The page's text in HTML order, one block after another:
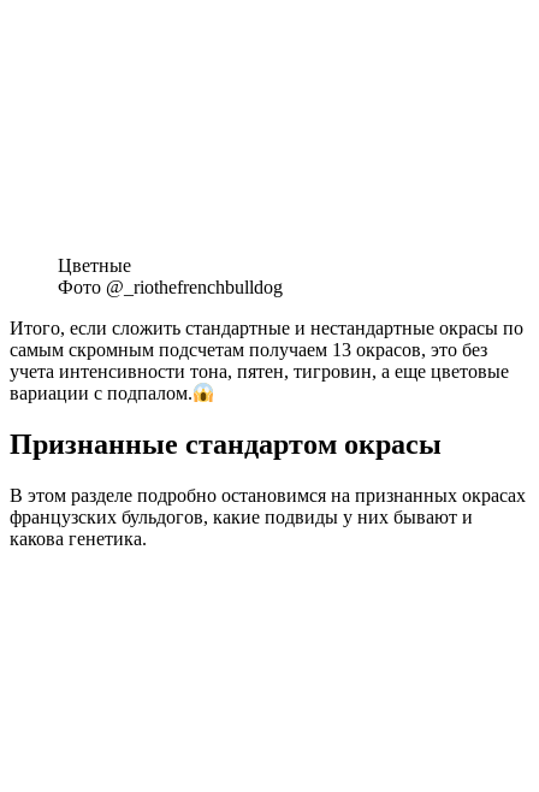
Цветные
Фото @_riothefrenchbulldog
Итого, если сложить стандартные и нестандартные окрасы по
самым скромным подсчетам получаем 13 окрасов, это без
учета интенсивности тона, пятен, тигровин, а еще цветовые
вариации с подпалом.
Признанные стандартом окрасы
В этом разделе подробно остановимся на признанных окрасах
французских бульдогов, какие подвиды у них бывают и
какова генетика.